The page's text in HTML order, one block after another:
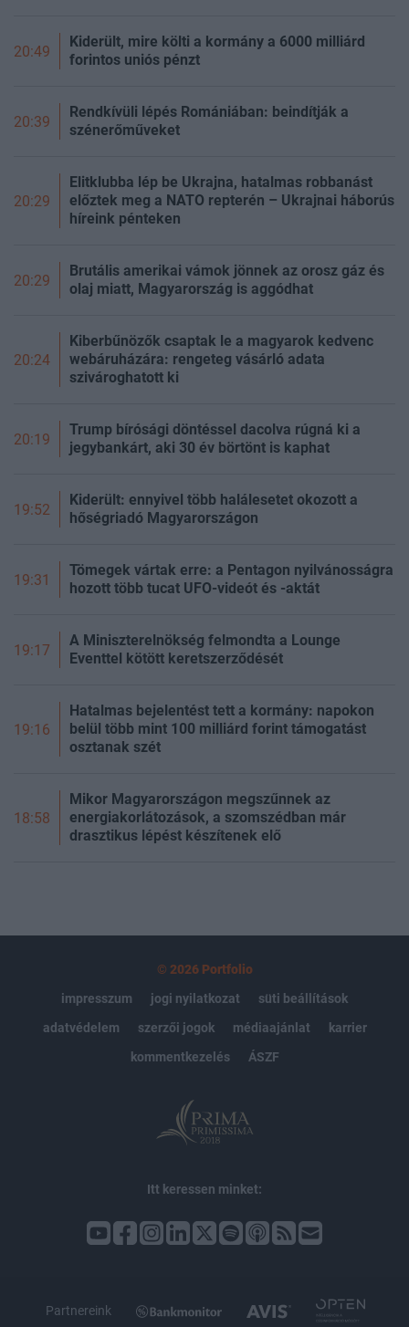
20:49
Kiderült, mire költi a kormány a 6000 milliárd
forintos uniós pénzt
20:39
Rendkívüli lépés Romániában: beindítják a
szénerőműveket
20:29
Elitklubba lép be Ukrajna, hatalmas robbanást
előztek meg a NATO repterén – Ukrajnai háborús
híreink pénteken
20:29
Brutális amerikai vámok jönnek az orosz gáz és
olaj miatt, Magyarország is aggódhat
20:24
Kiberbűnözők csaptak le a magyarok kedvenc
webáruházára: rengeteg vásárló adata
szivároghatott ki
20:19
Trump bírósági döntéssel dacolva rúgná ki a
jegybankárt, aki 30 év börtönt is kaphat
19:52
Kiderült: ennyivel több halálesetet okozott a
hőségriadó Magyarországon
19:31
Tömegek vártak erre: a Pentagon nyilvánosságra
hozott több tucat UFO-videót és -aktát
19:17
A Miniszterelnökség felmondta a Lounge
Eventtel kötött keretszerződését
19:16
Hatalmas bejelentést tett a kormány: napokon
belül több mint 100 milliárd forint támogatást
osztanak szét
18:58
Mikor Magyarországon megszűnnek az
energiakorlátozások, a szomszédban már
drasztikus lépést készítenek elő
© 2026 Portfolio
impresszum
jogi nyilatkozat
süti beállítások
adatvédelem
szerzői jogok médiaajánlat
karrier
kommentkezelés
ÁSZF
Itt keressen minket:
Partnereink